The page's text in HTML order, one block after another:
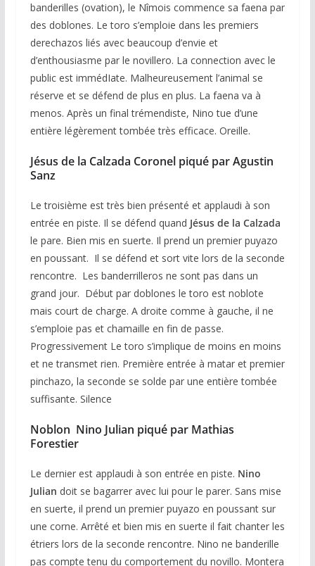
banderilles (ovation), le Nîmois commence sa faena par
des doblones. Le toro s’emploie dans les premiers
derechazos liés avec beaucoup d’envie et
d’enthousiasme par le novillero. La connection avec le
public est immédIate. Malheureusement l’animal se
réserve et se défend de plus en plus. La faena va à
menos. Après un final trémendiste, Nino tue d’une
entière légèrement tombée très efficace. Oreille.
Jésus de la Calzada Coronel piqué par Agustin
Sanz
Le troisième est très bien présenté et applaudi à son
entrée en piste. Il se défend quand Jésus de la Calzada
le pare. Bien mis en suerte. Il prend un premier puyazo
en poussant. Il se défend et sort vite lors de la seconde
rencontre. Les banderrilleros ne sont pas dans un
grand jour. Début par doblones le toro est noblote
mais court de charge. A droite comme à gauche, il ne
s’emploie pas et chamaille en fin de passe.
Progressivement Le toro s’implique de moins en moins
et ne transmet rien. Première entrée à matar et premier
pinchazo, la seconde se solde par une entière tombée
suffisante. Silence
Noblon Nino Julian piqué par Mathias
Forestier
Le dernier est applaudi à son entrée en piste. Nino
Julian doit se bagarrer avec lui pour le parer. Sans mise
en suerte, il prend un premier puyazo en poussant sur
une corne. Arrêté et bien mis en suerte il fait chanter les
étriers lors de la seconde rencontre. Nino ne banderille
pas compte tenu du comportement du novillo. Montera